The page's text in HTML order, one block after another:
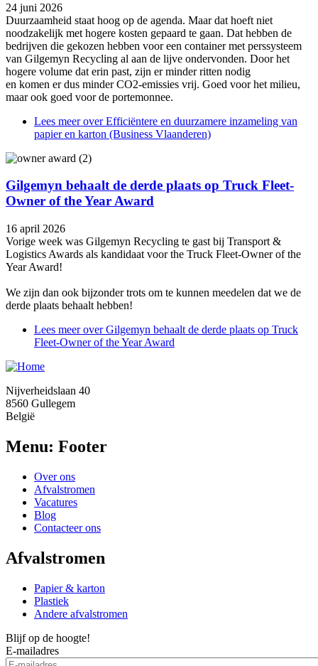
24 juni 2026
Duurzaamheid staat hoog op de agenda. Maar dat hoeft niet
noodzakelijk met hogere kosten gepaard te gaan. Dat hebben de
bedrijven die gekozen hebben voor een container met perssysteem
van Gilgemyn Recycling al aan de lijve ondervonden. Door het
hogere volume dat erin past, zijn er minder ritten nodig
en komen er dus minder CO2-emissies vrij. Goed voor het milieu,
maar ook goed voor de portemonnee.
Lees meerover Efficiëntere en duurzamere inzameling van
papier en karton (Business Vlaanderen)
Gilgemyn behaalt de derde plaats op Truck Fleet-
Owner of the Year Award
16 april 2026
Vorige week was Gilgemyn Recycling te gast bij Transport &
Logistics Awards als kandidaat voor the Truck Fleet-Owner of the
Year Award!
We zijn dan ook bijzonder trots om te kunnen meedelen dat we de
derde plaats behaalt hebben!
Lees meerover Gilgemyn behaalt de derde plaats op Truck
Fleet-Owner of the Year Award
Nijverheidslaan 40
8560 Gullegem
België
Menu: Footer
Over ons
Afvalstromen
Vacatures
Blog
Contacteer ons
Afvalstromen
Papier & karton
Plastiek
Andere afvalstromen
Blijf op de hoogte!
E-mailadres